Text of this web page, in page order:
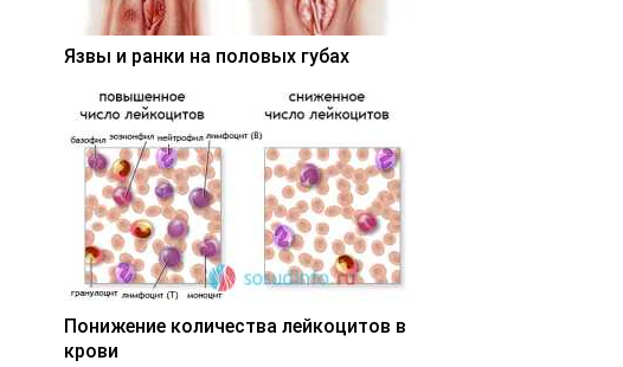
Язвы и ранки на половых губах
Понижение количества лейкоцитов в
крови